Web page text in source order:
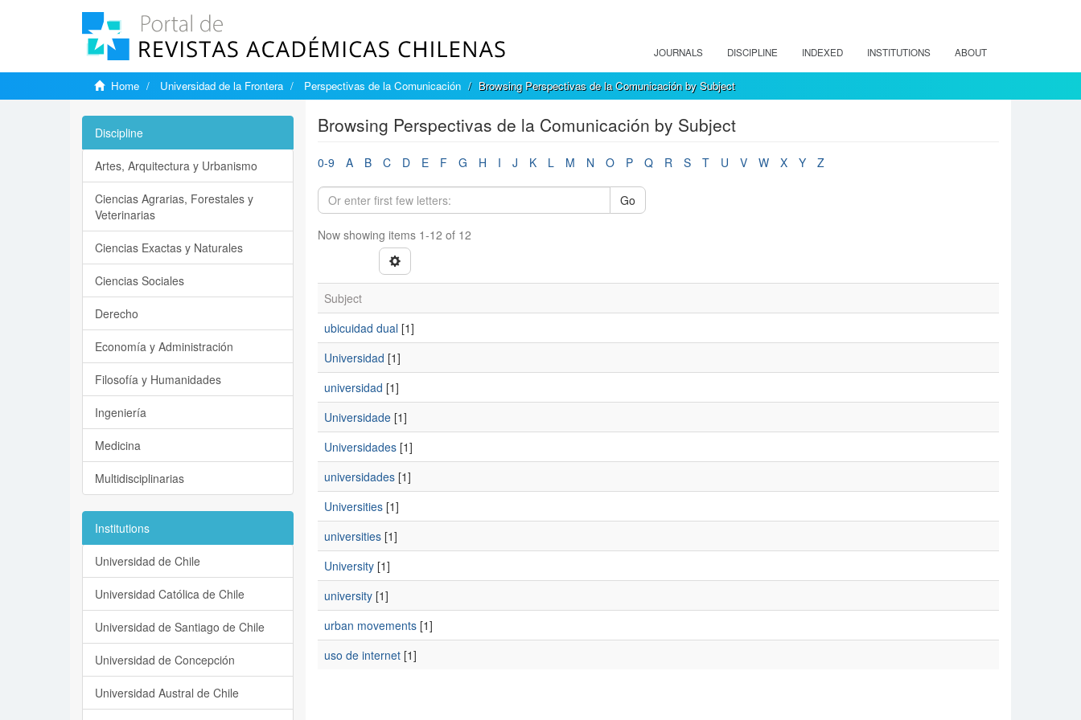
JOURNALS DISCIPLINE INDEXED INSTITUTIONS ABOUT
Home Universidad de la Frontera Perspectivas de la Comunicación Browsing Perspectivas de la Comunicación by Subject
Browsing Perspectivas de la Comunicación by Subject
0-9 A B C D E F G H I J K L M N O P Q R S T U V W X Y Z
Go
Now showing items 1-12 of 12
Subject
ubicuidad dual[1]
Universidad [1]
universidad [1]
Universidade[1]
Universidades[1]
universidades[1]
Universities[1]
universities[1]
University[1]
university[1]
urban movements[1]
uso de internet[1]
Discipline
Artes, Arquitectura y Urbanismo
Ciencias Agrarias, Forestales y
Veterinarias
Ciencias Exactas y Naturales
Ciencias Sociales
Derecho
Economía y Administración
Filosofía y Humanidades
Ingeniería
Medicina
Multidisciplinarias
Institutions
Universidad de Chile
Universidad Católica de Chile
Universidad de Santiago de Chile
Universidad de Concepción
Universidad Austral de Chile